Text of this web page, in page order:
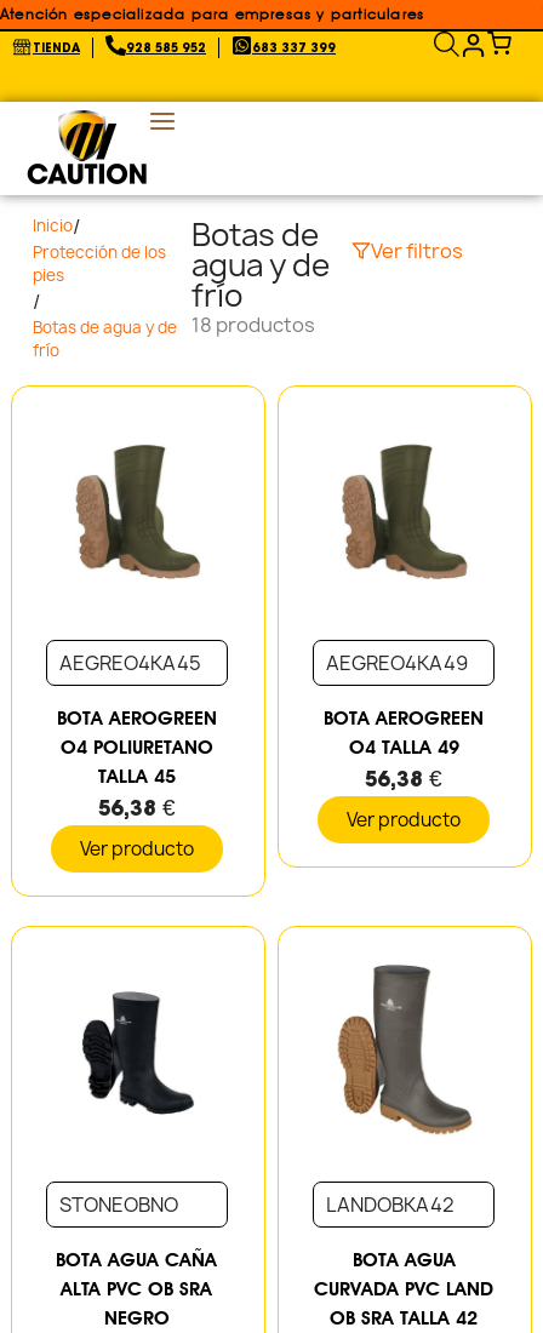
Atención especializada para empresas y particulares
TIENDA 928 585 952 683 337 399
Inicio/
Protección de los
pies
/
Botas de agua y de
frío
Botas de
agua y de
frío
18 productos
Ver filtros
AEGREO4KA45
BOTA AEROGREEN
O4 POLIURETANO
TALLA 45
56,38 €
Ver producto
AEGREO4KA49
BOTA AEROGREEN
O4 TALLA 49
56,38 €
Ver producto
STONEOBNO
BOTA AGUA CAÑA
ALTA PVC OB SRA
NEGRO
LANDOBKA42
BOTA AGUA
CURVADA PVC LAND
OB SRA TALLA 42